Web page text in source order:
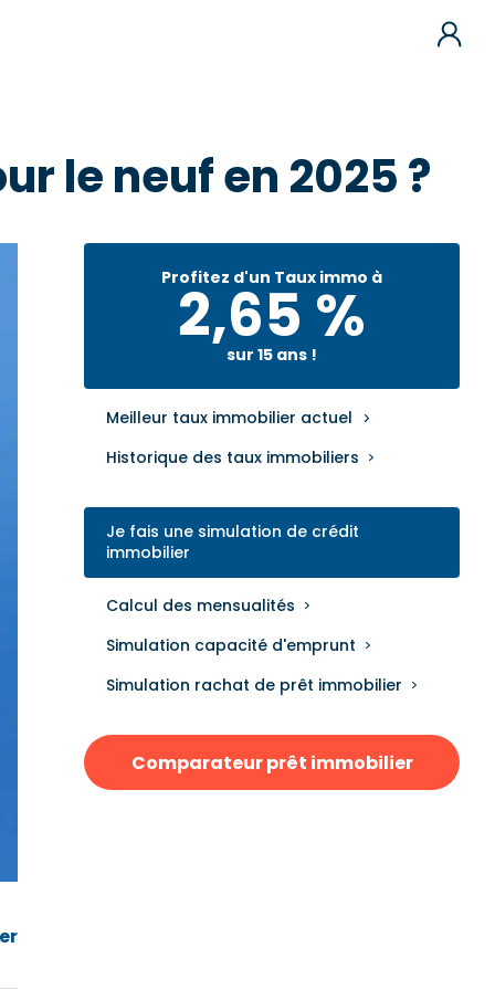
le neuf en 2025 ?
Profitez d'un Taux immo à
2,65 %
sur 15 ans !
Meilleur taux immobilier actuel
Historique des taux immobiliers
Je fais une simulation de crédit
immobilier
Calcul des mensualités
Simulation capacité d'emprunt
Simulation rachat de prêt immobilier
Comparateur prêt immobilier